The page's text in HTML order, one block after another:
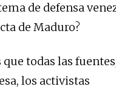
de defensa
de Maduro?
todas las
los activistas